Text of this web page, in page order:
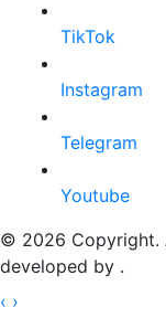
TikTok
Instagram
Telegram
Youtube
© 2026 Copyright.
developed by .
‹ ›